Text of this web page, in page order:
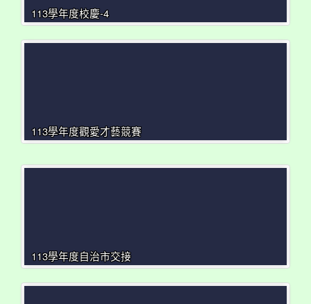
113學年度校慶-4
113學年度觀愛才藝競賽
113學年度自治市交接